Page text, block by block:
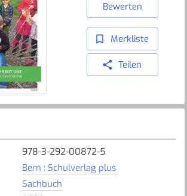
Bewerten
Merkliste
Teilen
978-3-292-00872-5
Bern : Schulverlag plus
Sachbuch